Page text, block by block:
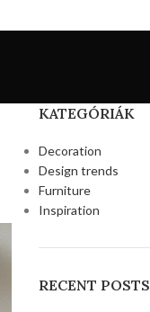
KATEGÓRIÁK
Decoration
Design trends
Furniture
Inspiration
RECENT POSTS